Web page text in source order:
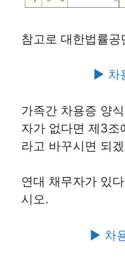
참고로 대한법률
► 차
가족간 차용증 양
자가 없다면 제3조
라고 바꾸시면 되
연대 채무자가 있
시오.
► 차